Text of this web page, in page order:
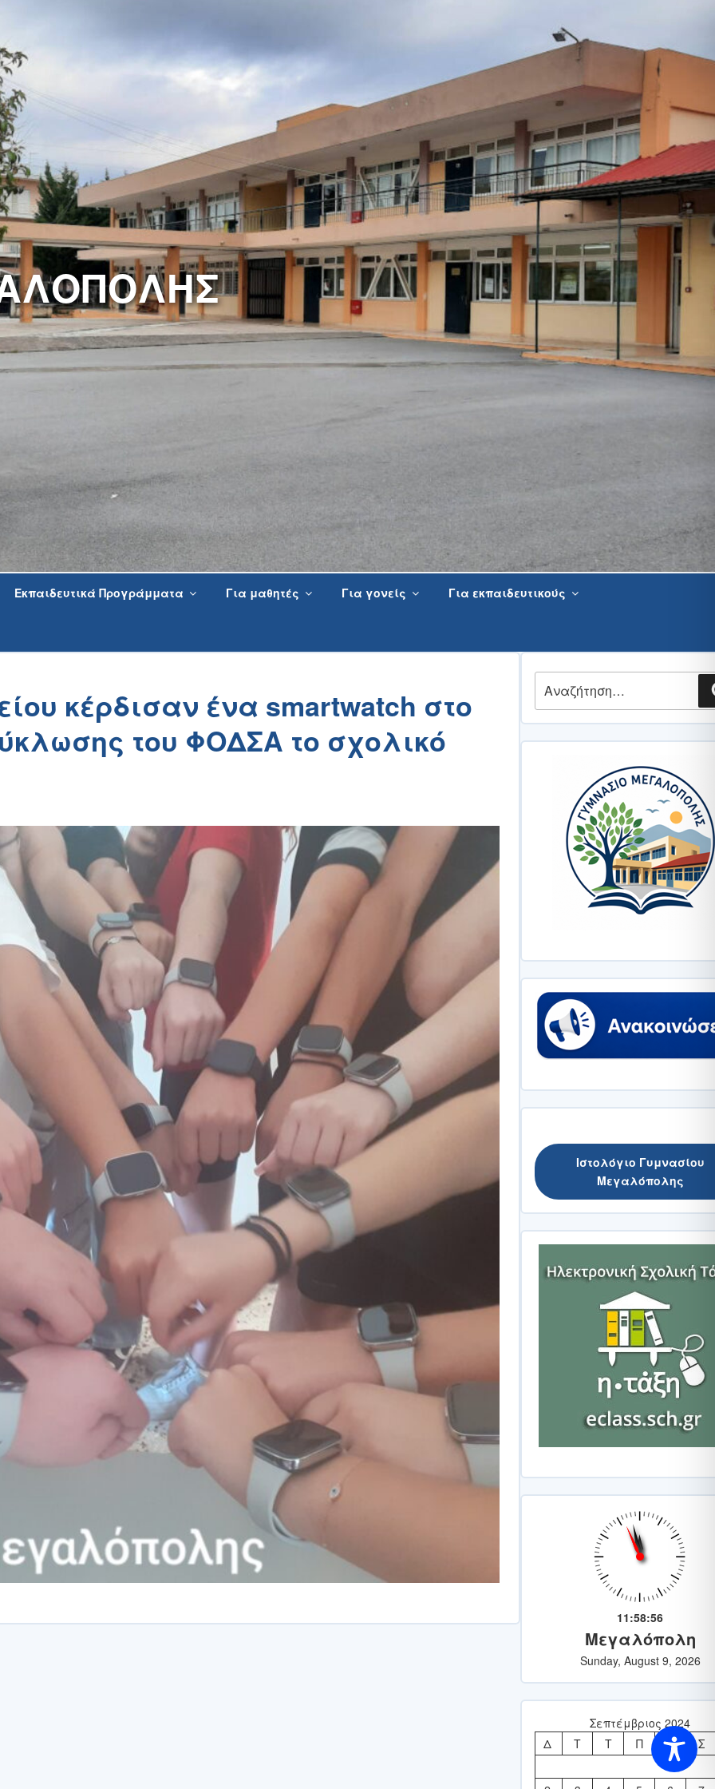
Εκπαιδευτικά Προγράμματα Για μαθητές Για γονείς Για εκπαιδευτικούς
κέρδισαν ένα smartwatch στο
του ΦΟΔΣΑ το σχολικό
για:
Ιστολόγιο Γυμνασίου
Μεγαλόπολης
11:58:57
Μεγαλόπολη
Sunday, August 9, 2026
Σεπτέμβριος 2024
Δ
Τ Τ Π Π Σ